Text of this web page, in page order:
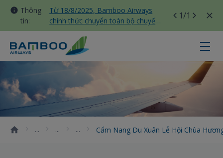
Thông
tin:
Từ 18/8/2025, Bamboo Airways
chính thức chuyển toàn bộ chuyến
bay nội địa sang nhà ga T3 Tân
Sơn Nhất
1/1
Cẩm nang du xuân lễ hội chùa
Cẩm Nang Du Xuân Lễ Hội Chùa